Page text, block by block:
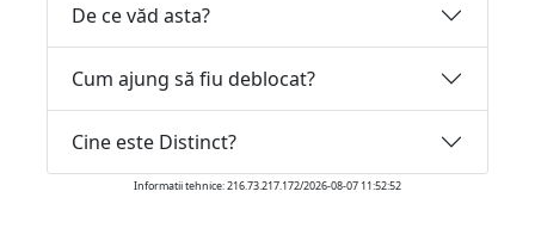
De ce văd asta?
Cum ajung să fiu deblocat?
Cine este Distinct?
Informatii tehnice: 216.73.217.172/2026-08-07 11:52:52